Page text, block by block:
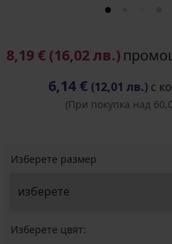
8,19 € (16,02 лв.)
6,14 € (12,01 лв.)с
(При покупка над
Изберете размер
Изберете цвят: